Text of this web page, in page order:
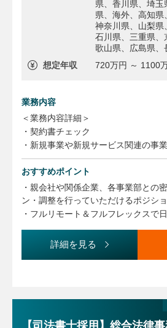
県、香川県、埼
県、海外、高知県
神奈川県、山梨県
石川県、三重県、
歌山県、広島県、
想定年収
720万円 ～ 1100
業務内容
＜業務内容詳細＞
・契約書チェック
・新規事業や新規サービス関連の事
上記で6～7割を占めます。
・知財マネジメント
・社内教育、社内リテラシー向上施
・各種プロジェクト参画等による事業
おすすめポイント
・親会社や関係企業、各事業部との
ン・調整を行っていただけるポジショ
・フルリモート＆フルフレックスで
詳細を見る